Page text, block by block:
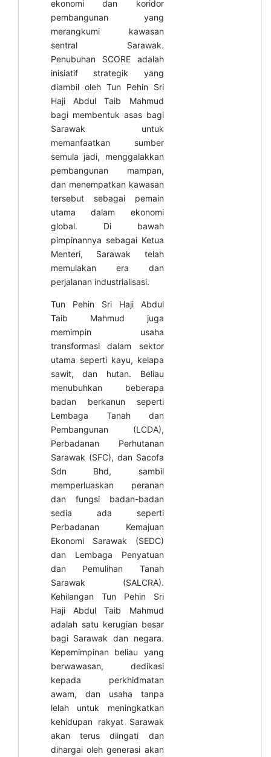
ekonomi dan koridor
pembangunan yang
merangkumi kawasan
sentral Sarawak.
Penubuhan SCORE adalah
inisiatif strategik yang
diambil oleh Tun Pehin Sri
Haji Abdul Taib Mahmud
bagi membentuk asas bagi
Sarawak untuk
memanfaatkan sumber
semula jadi, menggalakkan
pembangunan mampan,
dan menempatkan kawasan
tersebut sebagai pemain
utama dalam ekonomi
global. Di bawah
pimpinannya sebagai Ketua
Menteri, Sarawak telah
memulakan era dan
perjalanan industrialisasi.
Tun Pehin Sri Haji Abdul
Taib Mahmud juga
memimpin usaha
transformasi dalam sektor
utama seperti kayu, kelapa
sawit, dan hutan. Beliau
menubuhkan beberapa
badan berkanun seperti
Lembaga Tanah dan
Pembangunan (LCDA),
Perbadanan Perhutanan
Sarawak (SFC), dan Sacofa
Sdn Bhd, sambil
memperluaskan peranan
dan fungsi badan-badan
sedia ada seperti
Perbadanan Kemajuan
Ekonomi Sarawak (SEDC)
dan Lembaga Penyatuan
dan Pemulihan Tanah
Sarawak (SALCRA).
Kehilangan Tun Pehin Sri
Haji Abdul Taib Mahmud
adalah satu kerugian besar
bagi Sarawak dan negara.
Kepemimpinan beliau yang
berwawasan, dedikasi
kepada perkhidmatan
awam, dan usaha tanpa
lelah untuk meningkatkan
kehidupan rakyat Sarawak
akan terus diingati dan
dihargai oleh generasi akan